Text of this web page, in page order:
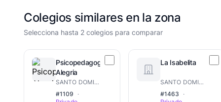
Colegios similares en la zona
Selecciona hasta 2 colegios para comparar
Psicopedagogico
Alegria
SANTO DOMINGO ESTE
#1109
·
La Isabelita
SANTO DOMINGO ESTE
#1463
·